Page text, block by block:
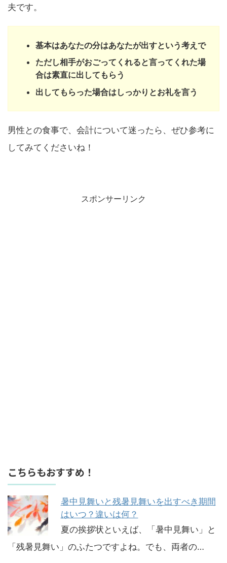
夫です。
基本はあなたの分はあなたが出すという考えで
ただし相手がおごってくれると言ってくれた場
合は素直に出してもらう
出してもらった場合はしっかりとお礼を言う
男性との食事で、会計について迷ったら、ぜひ参考に
してみてくださいね！
スポンサーリンク
こちらもおすすめ！
暑中見舞いと残暑見舞いを出すべき期間
はいつ？違いは何？
夏の挨拶状といえば、「暑中見舞い」と
「残暑見舞い」のふたつですよね。でも、両者の…